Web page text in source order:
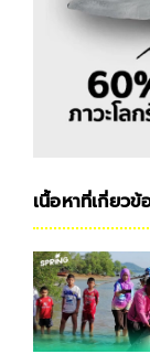
เนื้อหาที่เกี่ยวข้